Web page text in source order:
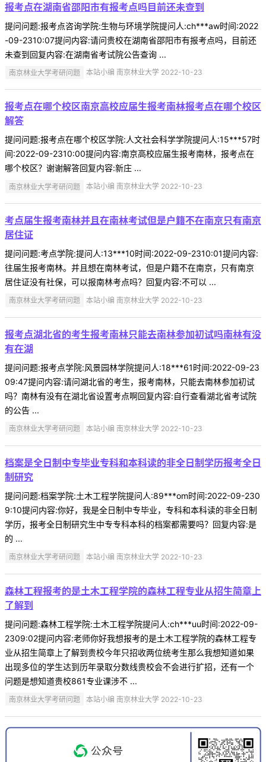
报考点在湖南省邵阳市有报考点吗目前还未查到
提问问题:报考点咨询学院:生物与环境学院提问人:ch***aw时间:2022
-09-2310:07提问内容:请问贵校在湖南省邵阳市有报考点吗，目前还
未查到回复内容:在湖南省考试院公告查询 ...
南京林业大学考研问题 本站小编 南京林业大学 2022-10-23
报考点在哪个校区南京高校应届生报考南林报考点在哪个校区
解答
提问问题:报考点在哪个校区学院:人文社会科学学院提问人:15***57时
间:2022-09-2310:00提问内容:南京高校应届生报考南林，报考点在
哪个校区？谢谢解答回复内容:新庄 ...
南京林业大学考研问题 本站小编 南京林业大学 2022-10-23
考点届生报考南林并且在南林考试但是户籍不在南京只有南京
居住证
提问问题:考点学院:提问人:13***10时间:2022-09-2310:01提问内容:
往届生报考南林。并且想在南林考试，但是户籍不在南京，只有南京
居住证没有社保，可以报南林考点吗？回复内容:不可以 ...
南京林业大学考研问题 本站小编 南京林业大学 2022-10-23
报考点湖北省的考生报考南林只能去南林参加初试吗南林有没
有在湖
提问问题:报考点学院:风景园林学院提问人:18***61时间:2022-09-23
09:47提问内容:请问湖北省的考生，报考南林，只能去南林参加初试
吗？南林有没有在湖北省设置考点啊回复内容:自行查看湖北省考试院
的公告 ...
南京林业大学考研问题 本站小编 南京林业大学 2022-10-23
档案是全日制中专毕业专科和本科读的非全日制学历报考全日
制研究
提问问题:档案学院:土木工程学院提问人:89***om时间:2022-09-230
9:10提问内容:你好，我是全日制中专毕业，专科和本科读的非全日制
学历，报考全日制研究生中专专科本科的档案都需要吗？回复内容:是
的 ...
南京林业大学考研问题 本站小编 南京林业大学 2022-10-23
森林工程报考的是土木工程学院的森林工程专业从招生简章上
了解到
提问问题:森林工程学院:土木工程学院提问人:ch***uu时间:2022-09-
2309:02提问内容:老师你好我想报考的是土木工程学院的森林工程专
业从招生简章上了解到贵校今年只招收两位统考生那么我想知道如果
出现多位的学生达到历年录取分数线贵校会不会进行扩招，还有一个
问题是想知道贵校861专业课涉不 ...
南京林业大学考研问题 本站小编 南京林业大学 2022-10-23